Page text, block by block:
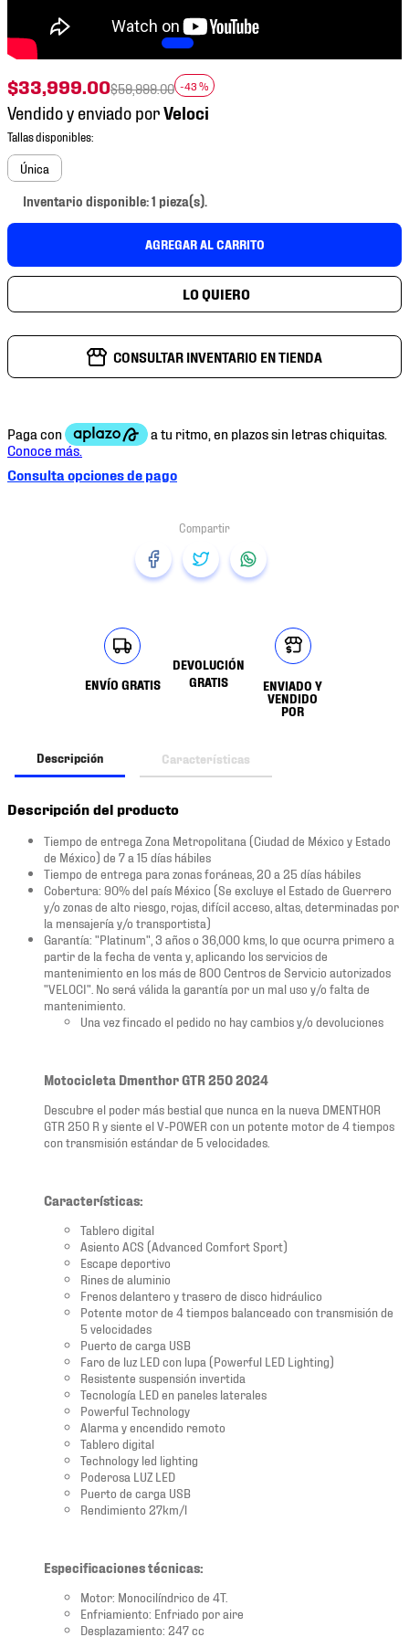
$33,999.00$59,999.00 -43 %
Vendido y enviado por
Única
Inventario disponible: 1 pieza(s).
AGREGAR AL CARRITO
CONSULTAR INVENTARIO EN TIENDA
Consulta opciones de pago
ENVÍO GRATIS
DEVOLUCIÓN
GRATIS
ENVIADO Y
VENDIDO
POR
Descripción Características
Descripción del producto
Tiempo de entrega Zona Metropolitana (Ciudad de México y Estado
de México) de 7 a 15 días hábiles
Tiempo de entrega para zonas foráneas, 20 a 25 días hábiles
Cobertura: 90% del país México (Se excluye el Estado de Guerrero
y/o zonas de alto riesgo, rojas, difícil acceso, altas, determinadas por
la mensajería y/o transportista)
Garantía: "Platinum", 3 años o 36,000 kms, lo que ocurra primero a
partir de la fecha de venta y, aplicando los servicios de
mantenimiento en los más de 800 Centros de Servicio autorizados
"VELOCI". No será válida la garantía por un mal uso y/o falta de
mantenimiento.
Una vez fincado el pedido no hay cambios y/o devoluciones
Motocicleta Dmenthor GTR 250 2024
Descubre el poder más bestial que nunca en la nueva DMENTHOR
GTR 250 R y siente el V-POWER con un potente motor de 4 tiempos
con transmisión estándar de 5 velocidades.
Características:
Tablero digital
Asiento ACS (Advanced Comfort Sport)
Escape deportivo
Rines de aluminio
Frenos delantero y trasero de disco hidráulico
Potente motor de 4 tiempos balanceado con transmisión de
5 velocidades
Puerto de carga USB
Faro de luz LED con lupa (Powerful LED Lighting)
Resistente suspensión invertida
Tecnología LED en paneles laterales
Powerful Technology
Alarma y encendido remoto
Tablero digital
Technology led lighting
Poderosa LUZ LED
Puerto de carga USB
Rendimiento 27km/l
Especificaciones técnicas:
Motor: Monocilíndrico de 4T.
Enfriamiento: Enfriado por aire
Desplazamiento: 247 cc
8.
chivas
tenis nike